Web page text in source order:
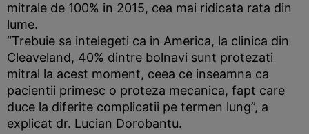
mitrale de 100% in 2015, cea mai ridicata rata din
lume.
“Trebuie sa intelegeti ca in America, la clinica din
Cleaveland, 40% dintre bolnavi sunt protezati
mitral la acest moment, ceea ce inseamna ca
pacientii primesc o proteza mecanica, fapt care
duce la diferite complicatii pe termen lung”, a
explicat dr. Lucian Dorobantu.